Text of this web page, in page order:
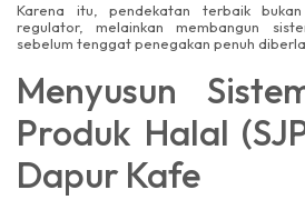
Karena itu, pendekatan terbaik bukan
regulator, melainkan membangun
sebelum tenggat penegakan penuh
Menyusun
Produk Halal
Dapur Kafe